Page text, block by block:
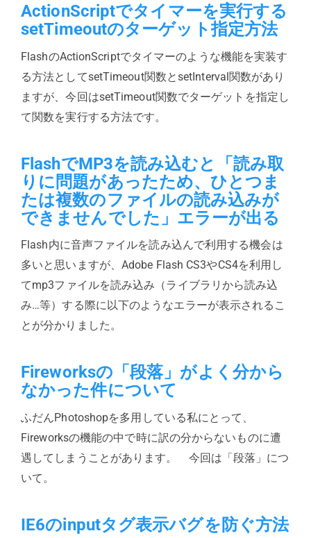
ActionScriptでタイマーを実行する
setTimeoutのターゲット指定方法
FlashのActionScriptでタイマーのような機能を実装す
る方法としてsetTimeout関数とsetInterval関数があり
ますが、今回はsetTimeout関数でターゲットを指定し
て関数を実行する方法です。
FlashでMP3を読み込むと「読み取
りに問題があったため、ひとつま
たは複数のファイルの読み込みが
できませんでした」エラーが出る
Flash内に音声ファイルを読み込んで利用する機会は
多いと思いますが、Adobe Flash CS3やCS4を利用し
てmp3ファイルを読み込み（ライブラリから読み込
み…等）する際に以下のようなエラーが表示されるこ
とが分かりました。
Fireworksの「段落」がよく分から
なかった件について
ふだんPhotoshopを多用している私にとって、
Fireworksの機能の中で時に訳の分からないものに遭
遇してしまうことがあります。 今回は「段落」につ
いて。
IE6のinputタグ表示バグを防ぐ方法